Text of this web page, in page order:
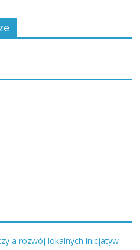
a rozwój lokalnych inicjatyw